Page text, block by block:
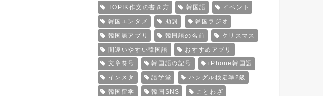
TOPIK作文の書き方 韓国語 イベント
韓国エンタメ 助詞 韓国ラジオ
韓国語アプリ 韓国語の名前 クリスマス
間違いやすい韓国語 おすすめアプリ
文章符号 韓国語の記号 iPhone韓国語
インスタ 語学堂 ハングル検定準2級
韓国留学 韓国SNS ことわざ